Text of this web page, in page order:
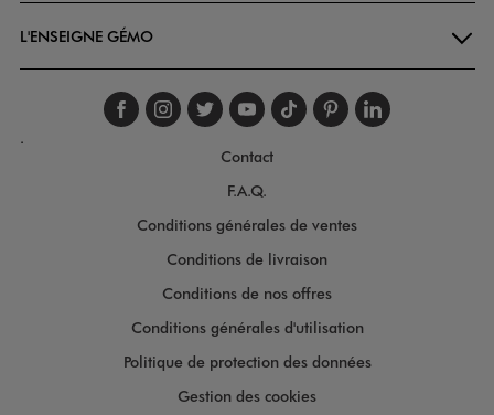
L'ENSEIGNE GÉMO
Suivez-nous sur
Suivez-nous sur
Suivez-nous sur
Suivez-nous
Suivez-nous
Suivez-
.
Contact
F.A.Q.
Conditions générales de ventes
Conditions de livraison
Conditions de nos offres
Conditions générales d'utilisation
Politique de protection des données
Gestion des cookies